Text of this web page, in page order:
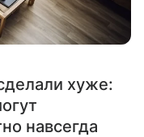
хуже:
навсегда